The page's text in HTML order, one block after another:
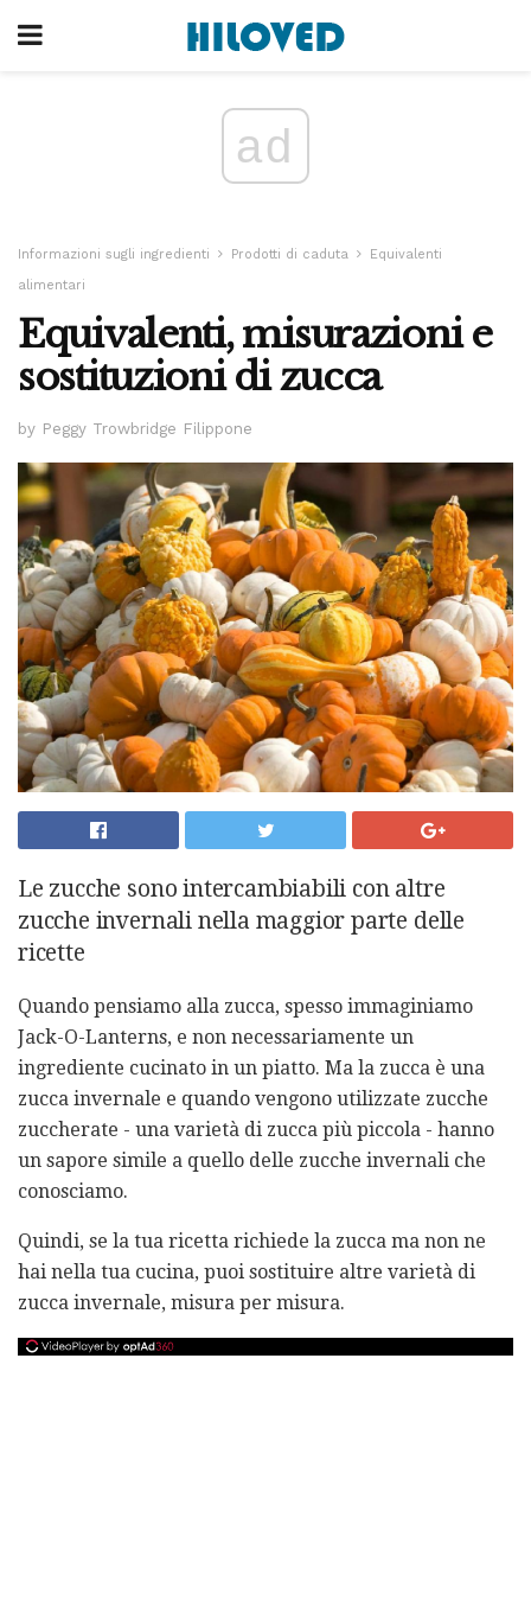
ad
Informazioni sugli ingredienti Prodotti di caduta
Equivalenti
alimentari
Equivalenti, misurazioni e
sostituzioni di zucca
by Peggy Trowbridge Filippone
Le zucche sono intercambiabili con altre
zucche invernali nella maggior parte delle
ricette
Quando pensiamo alla zucca, spesso immaginiamo
Jack-O-Lanterns, e non necessariamente un
ingrediente cucinato in un piatto. Ma la zucca è una
zucca invernale e quando vengono utilizzate zucche
zuccherate - una varietà di zucca più piccola - hanno
un sapore simile a quello delle zucche invernali che
conosciamo.
Quindi, se la tua ricetta richiede la zucca ma non ne
hai nella tua cucina, puoi sostituire altre varietà di
zucca invernale, misura per misura.